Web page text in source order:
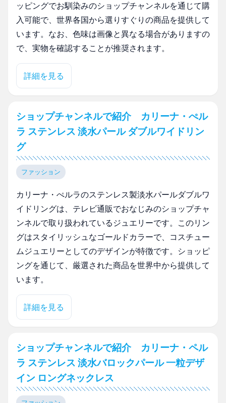
ッピングでお馴染みのショップチャンネルを通じて購
入可能で、世界各国から選りすぐりの商品を提供して
います。なお、色味は画像と異なる場合がありますの
で、実物を確認することが推奨されます。
詳細を見る
ショップチャンネルで紹介 カリーナ・ぺル
ラ ステンレス 淡水パール ダブルワイドリン
グ
ファッション
カリーナ・ぺルラのステンレス製淡水パールダブルワ
イドリングは、テレビ通販でおなじみのショップチャ
ンネルで取り扱われているジュエリーです。このリン
グはスタイリッシュなゴールドカラーで、コスチュー
ムジュエリーとしてのデザインが特徴です。ショッピ
ングを通じて、厳選された商品を世界中から提供して
います。
詳細を見る
ショップチャンネルで紹介 カリーナ・ペル
ラ ステンレス 淡水バロックパール 一粒デザ
イン ロングネックレス